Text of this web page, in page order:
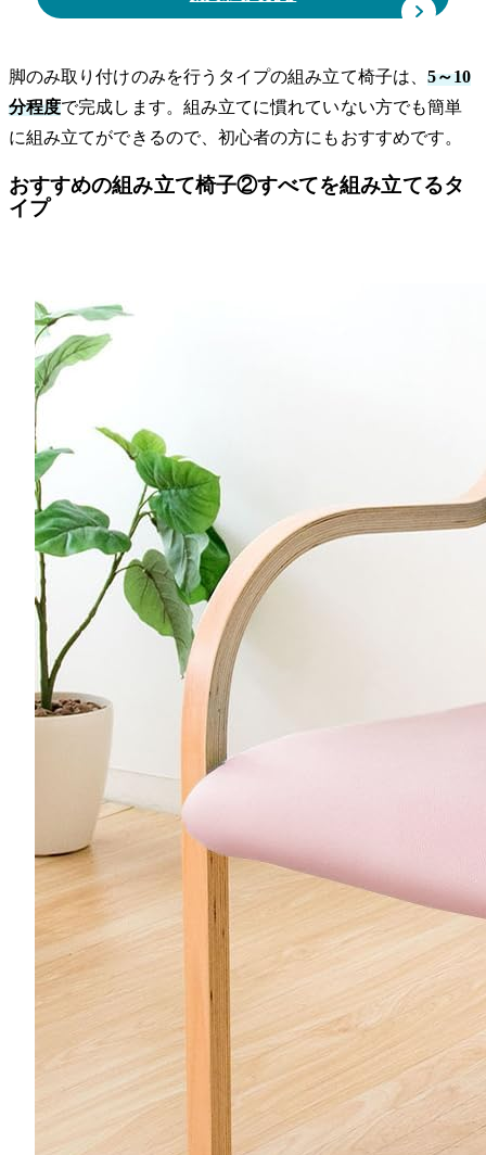
脚のみ取り付けのみを行うタイプの組み立て椅子は、 5～10
分程度で完成します。組み立てに慣れていない方でも簡単
に組み立てができるので、初心者の方にもおすすめです。
おすすめの組み立て椅子②すべてを組み立てるタ
イプ